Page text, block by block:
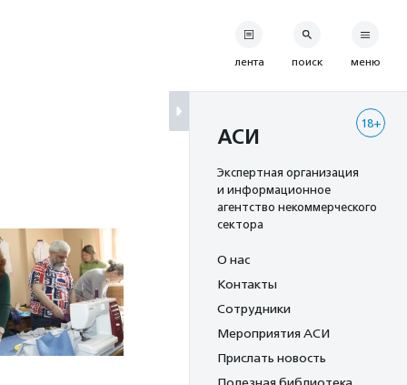
лента поиск меню
18+
АСИ
Экспертная организация
и информационное
агентство некоммерческого
сектора
О нас
Контакты
Сотрудники
Мероприятия АСИ
Прислать новость